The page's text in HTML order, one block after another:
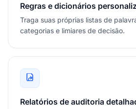
Regras e dicionários
Traga suas próprias listas de
categorias e limiares de decisão.
Relatórios de auditoria